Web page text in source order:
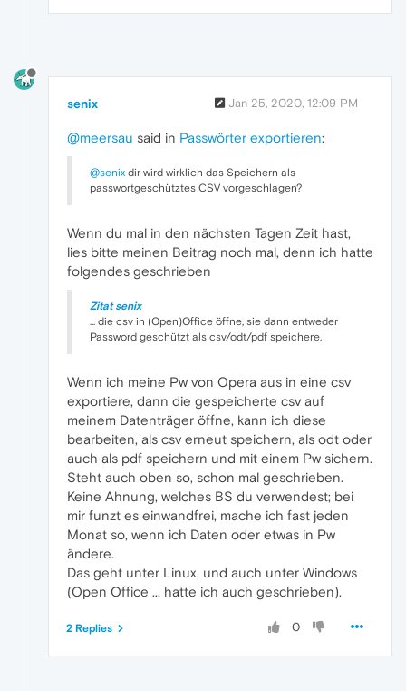
senix Jan 25, 2020, 12:09 PM
@meersau said in Passwörter exportieren:
@senix dir wird wirklich das Speichern als
passwortgeschütztes CSV vorgeschlagen?
Wenn du mal in den nächsten Tagen Zeit hast,
lies bitte meinen Beitrag noch mal, denn ich hatte
folgendes geschrieben
Zitat senix
... die csv in (Open)Office öffne, sie dann entweder
Password geschützt als csv/odt/pdf speichere.
Wenn ich meine Pw von Opera aus in eine csv
exportiere, dann die gespeicherte csv auf
meinem Datenträger öffne, kann ich diese
bearbeiten, als csv erneut speichern, als odt oder
auch als pdf speichern und mit einem Pw sichern.
Steht auch oben so, schon mal geschrieben.
Keine Ahnung, welches BS du verwendest; bei
mir funzt es einwandfrei, mache ich fast jeden
Monat so, wenn ich Daten oder etwas in Pw
ändere.
Das geht unter Linux, und auch unter Windows
(Open Office ... hatte ich auch geschrieben).
0
2 Replies